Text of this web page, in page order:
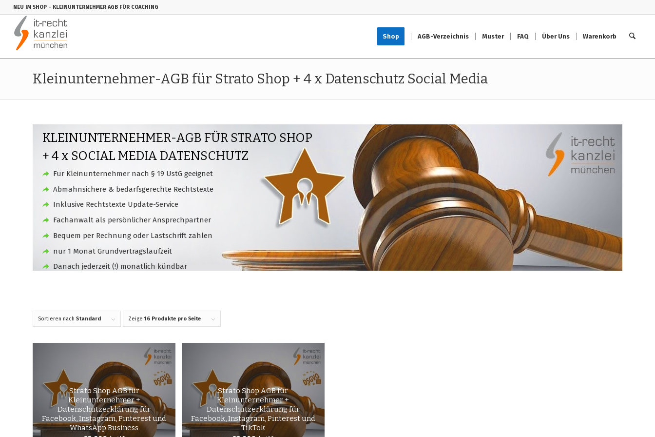
NEU IM SHOP - KLEINUNTERNEHMER AGB FÜR COACHING
Shop AGB-Verzeichnis Muster FAQ Über Uns Warenkorb
Kleinunternehmer-AGB für Strato Shop + 4 x Datenschutz Social Media
KLEINUNTERNEHMER-AGB FÜR STRATO SHOP
+ 4 x SOCIAL MEDIA DATENSCHUTZ
Für Kleinunternehmer nach § 19 UstG geeignet
Abmahnsichere & bedarfsgerechte Rechtstexte
Inklusive Rechtstexte Update-Service
Fachanwalt als persönlicher Ansprechpartner
Bequem per Rechnung oder Lastschrift zahlen
nur 1 Monat Grundvertragslaufzeit
Danach jederzeit (!) monatlich kündbar
Sortieren nach Standard Zeige16 Produkte pro Seite
Strato Shop AGB für
Kleinunternehmer +
Datenschutzerklärung für
Facebook, Instagram, Pinterest und
WhatsApp Business
Strato Shop AGB für
Kleinunternehmer +
Datenschutzerklärung für
Facebook, Instagram, Pinterest und
TikTok